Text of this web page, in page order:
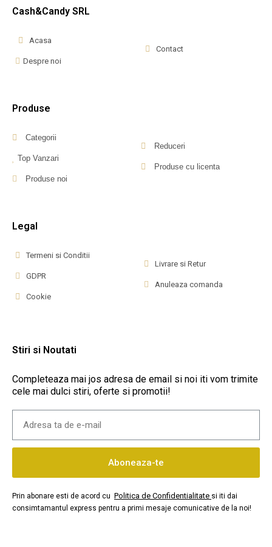
Cash&Candy SRL
Acasa
Despre noi
Contact
Produse
Categorii
Top Vanzari
Produse noi
Reduceri
Produse cu licenta
Legal
Termeni si Conditii
GDPR
Cookie
Livrare si Retur
Anuleaza comanda
Stiri si Noutati
Completeaza mai jos adresa de email si noi iti vom trimite
cele mai dulci stiri, oferte si promotii!
Aboneaza-te
Prin abonare esti de acord cu Politica de Confidentialitate si iti dai
consimtamantul express pentru a primi mesaje comunicative de la noi!